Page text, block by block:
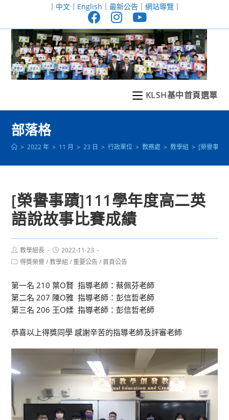
至
｜ 中文｜ English ｜ 最新公告｜ 網站導覽｜
KLSH基中首頁選單
部落格
> 2022 年 > 11 月 > 23 日 > 行政單位 > 教務處 > 教學組 > [榮譽事蹟
[榮譽事蹟]111學年度高二英
語說故事比賽成績
Post
author:
教學組長
Post
published:
2022-11-23
Post得獎榮譽 / 教學組 / 重要公告 / 首頁公告
第一名 210 葉O賢 指導老師：蔡佩芬老師
第二名 207 陳O雅 指導老師：彭信哲老師
第三名 206 王O媃 指導老師：彭信哲老師
恭喜以上得獎同學 感謝辛苦的指導老師及評審老師